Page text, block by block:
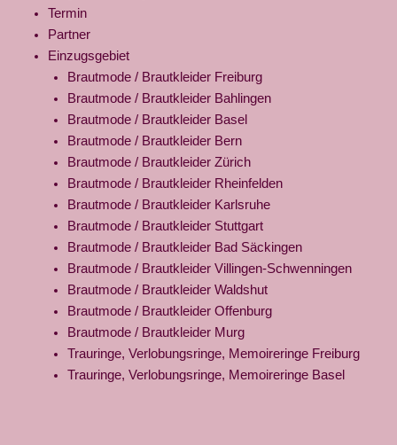
Termin
Partner
Einzugsgebiet
Brautmode / Brautkleider Freiburg
Brautmode / Brautkleider Bahlingen
Brautmode / Brautkleider Basel
Brautmode / Brautkleider Bern
Brautmode / Brautkleider Zürich
Brautmode / Brautkleider Rheinfelden
Brautmode / Brautkleider Karlsruhe
Brautmode / Brautkleider Stuttgart
Brautmode / Brautkleider Bad Säckingen
Brautmode / Brautkleider Villingen-Schwenningen
Brautmode / Brautkleider Waldshut
Brautmode / Brautkleider Offenburg
Brautmode / Brautkleider Murg
Trauringe, Verlobungsringe, Memoireringe Freiburg
Trauringe, Verlobungsringe, Memoireringe Basel